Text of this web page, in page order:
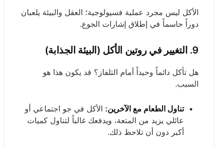
الأكل ليس مجرد عملية فسيولوجية؛ العقل والبيئة يلعبان
دوراً حاسماً في إطلاق إشارات الجوع.
9. التغيير في روتين الأكل (البيئة الجذابة)
هل تأكل دائماً وحيداً أمام التلفاز؟ قد يكون هذا هو
السبب.
تناول الطعام مع الآخرين: الأكل في جو اجتماعي أو
عائلي يزيد من المتعة، ويدفعك غالباً لتناول كميات
أكبر دون أن تلاحظ ذلك.